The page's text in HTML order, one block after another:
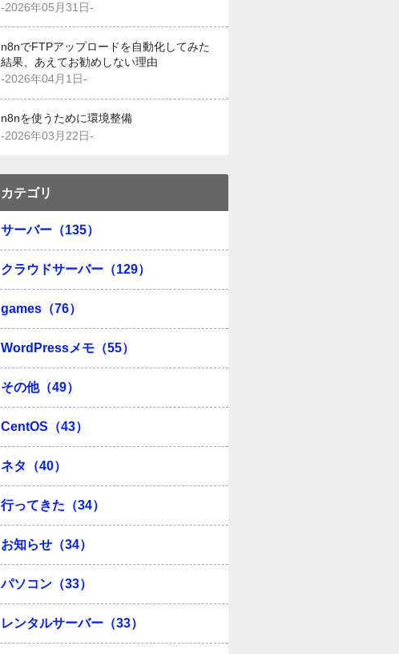
-2026年05月31日-
n8nでFTPアップロードを自動化してみた
結果、あえてお勧めしない理由
-2026年04月1日-
n8nを使うために環境整備
-2026年03月22日-
カテゴリ
サーバー（135）
クラウドサーバー（129）
games（76）
WordPressメモ（55）
その他（49）
CentOS（43）
ネタ（40）
行ってきた（34）
お知らせ（34）
パソコン（33）
レンタルサーバー（33）